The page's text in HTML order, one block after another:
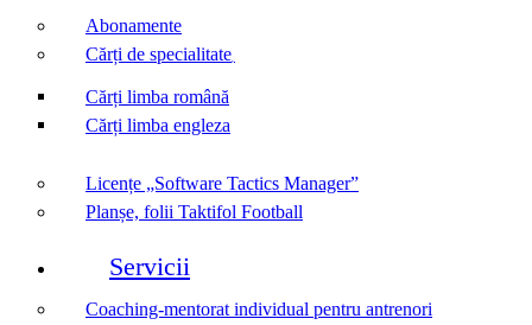
Abonamente
Cărți de specialitate
Cărți limba română
Cărți limba engleza
Licențe „Software Tactics Manager”
Planșe, folii Taktifol Football
Servicii
Coaching-mentorat individual pentru antrenori